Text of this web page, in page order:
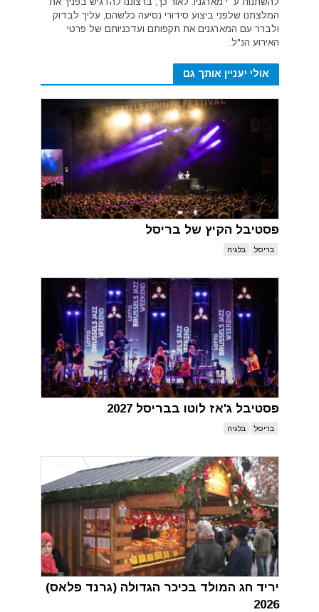
המלצתנו שלפני ביצוע סידורי נסיעה כלשהם, עליך לבדוק
ולברר עם המארגנים את תקפותם ועדכניותם של פרטי
האירוע הנ"ל.
אולי יעניין אותך גם
פסטיבל הקיץ של בריסל
בריסל בלגיה
פסטיבל ג'אז לוטו בבריסל 2027
בריסל בלגיה
יריד חג המולד בכיכר הגדולה (גרנד פלאס)
2026